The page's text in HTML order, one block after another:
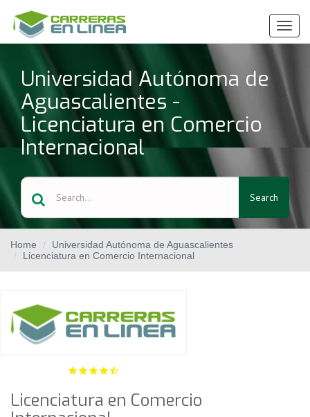
Ver
Menú
Universidad Autónoma de
Aguascalientes -
Licenciatura en Comercio
Internacional
Search
Home
Universidad Autónoma de Aguascalientes
Licenciatura en Comercio Internacional
Licenciatura en Comercio